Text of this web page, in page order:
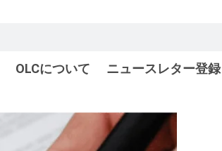
OLCについて ニュースレター登録